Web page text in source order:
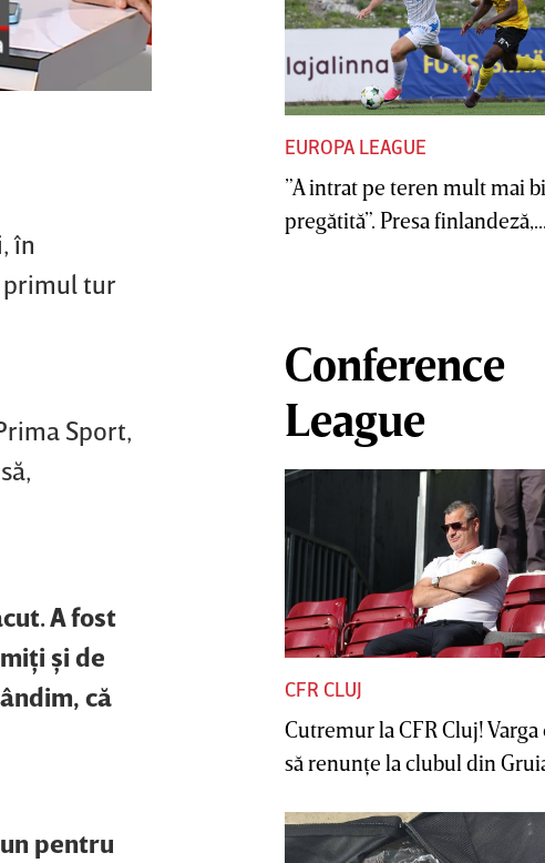
în
primul tur
Sport,
A fost
şi de
că
pentru
EUROPA LEAGUE
”A intrat pe teren mult mai
pregătită”. Presa
Conference
League
CFR CLUJ
Cutremur la CFR Cluj! Varga
să renunţe la clubul din